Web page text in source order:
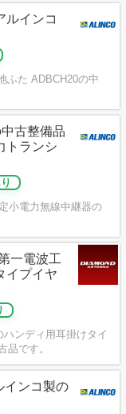
ルインコ
ふた ADBCH20の中
古整備品
トランシ
小電力無線中継器の
一電波工
イプイヤ
ンディ用耳掛けタイ
品です。
インコ製の